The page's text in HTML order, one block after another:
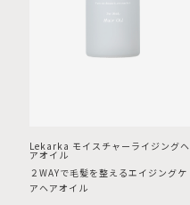
Lekarka モイスチャーライジングヘ
アオイル
２WAYで毛髪を整えるエイジングケ
アヘアオイル